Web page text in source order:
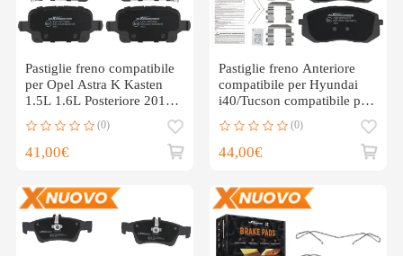
Pastiglie freno compatibile
per Opel Astra K Kasten
1.5L 1.6L Posteriore 2018-
(0)
41,00€
Pastiglie freno Anteriore
compatibile per Hyundai
i40/Tucson compatibile per
(0)
44,00€